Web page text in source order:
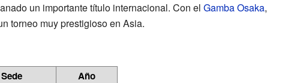
un importante título internacional. Con el Gamba Osaka,
torneo muy prestigioso en Asia.
Sede Año